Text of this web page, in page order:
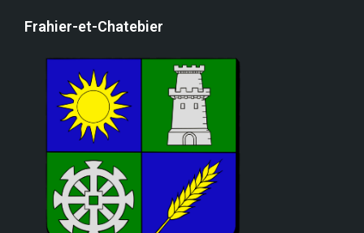
Frahier-et-Chatebier